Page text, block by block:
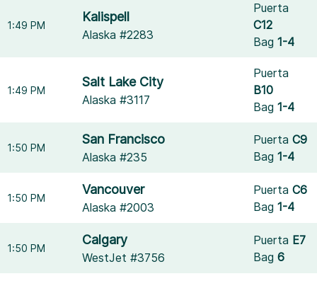
1:49 PM
Kalispell
Alaska #2283
Puerta
C12
Bag1-4
1:49 PM
Salt Lake City
Alaska #3117
Puerta
B10
Bag1-4
1:50 PM
San Francisco
Alaska #235
PuertaC9
Bag1-4
1:50 PM
Vancouver
Alaska #2003
PuertaC6
Bag1-4
1:50 PM
Calgary
WestJet #3756
Puerta E7
Bag6